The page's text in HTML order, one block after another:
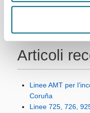
Articoli
Linee AMT per
Coruña
Linee 725, 726,